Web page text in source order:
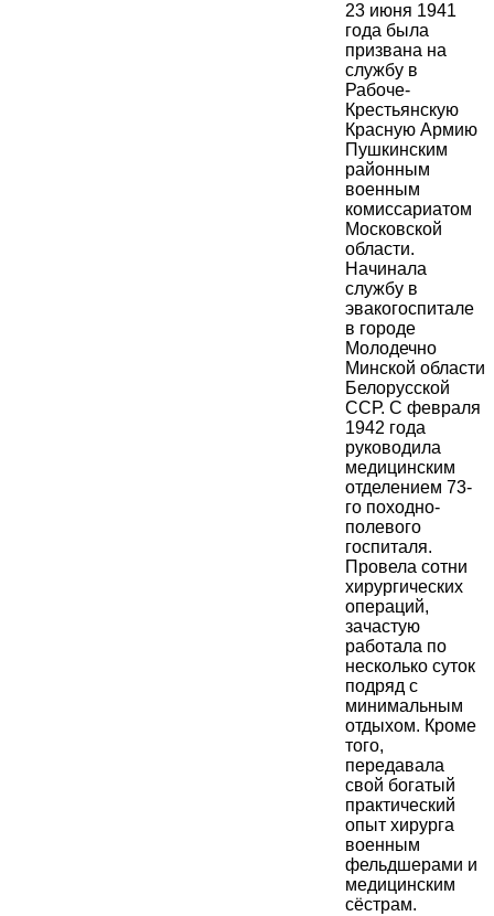
23 июня 1941
года была
призвана на
службу в
Рабоче-
Крестьянскую
Красную Армию
Пушкинским
районным
военным
комиссариатом
Московской
области.
Начинала
службу в
эвакогоспитале
в городе
Молодечно
Минской области
Белорусской
ССР. С февраля
1942 года
руководила
медицинским
отделением 73-
го походно-
полевого
госпиталя.
Провела сотни
хирургических
операций,
зачастую
работала по
несколько суток
подряд с
минимальным
отдыхом. Кроме
того,
передавала
свой богатый
практический
опыт хирурга
военным
фельдшерами и
медицинским
сёстрам.